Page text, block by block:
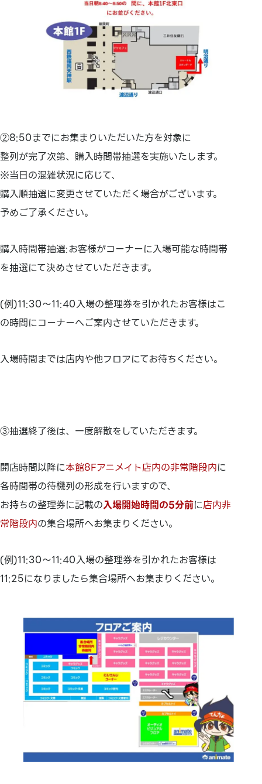
②8:50までにお集まりいただいた方を対象に
整列が完了次第、購入時間帯抽選を実施いたします。
※当日の混雑状況に応じて、
購入順抽選に変更させていただく場合がございます。
予めご了承ください。
購入時間帯抽選:お客様がコーナーに入場可能な時間帯
を抽選にて決めさせていただきます。
(例)11:30～11:40入場の整理券を引かれたお客様はこ
の時間にコーナーへご案内させていただきます。
入場時間までは店内や他フロアにてお待ちください。
③抽選終了後は、一度解散をしていただきます。
開店時間以降に本館8Fアニメイト店内の非常階段内に
各時間帯の待機列の形成を行いますので、
お持ちの整理券に記載の入場開始時間の5分前に店内非
常階段内の集合場所へお集まりください。
(例)11:30～11:40入場の整理券を引かれたお客様は
11:25になりましたら集合場所へお集まりください。